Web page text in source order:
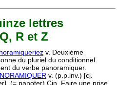
lettres
R et Z
v. Deuxième
du pluriel du conditionnel
du verbe panoramiquer.
v. (p.p.inv.) [cj.
(= panoter) Cin. Faire une prise